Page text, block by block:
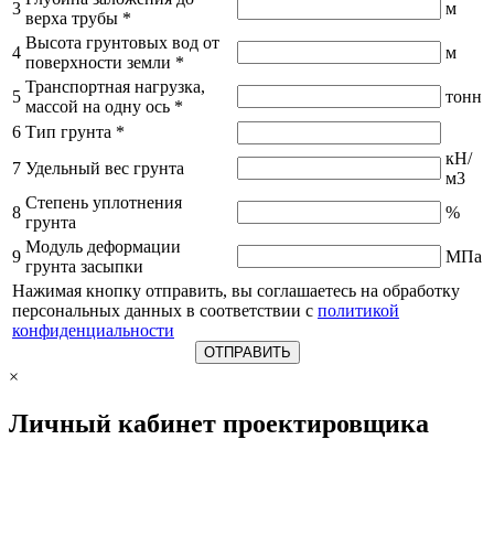
3
верха трубы *
м
4
Высота грунтовых вод от
поверхности земли *
м
5
Транспортная нагрузка,
массой на одну ось *
тонн
6 Тип грунта *
7 Удельный вес грунта
кН/
м3
8
Степень уплотнения
грунта
%
9
Модуль деформации
грунта засыпки
МПа
Нажимая кнопку отправить, вы соглашаетесь на обработку
персональных данных в соответствии с политикой
конфиденциальности
×
Личный кабинет проектировщика